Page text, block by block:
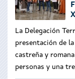
La Delegación
presentación de
castreña y
personas y una